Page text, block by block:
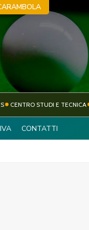
CARAMBOLA
CENTRO STUDI E TECNICA
CONTATTI